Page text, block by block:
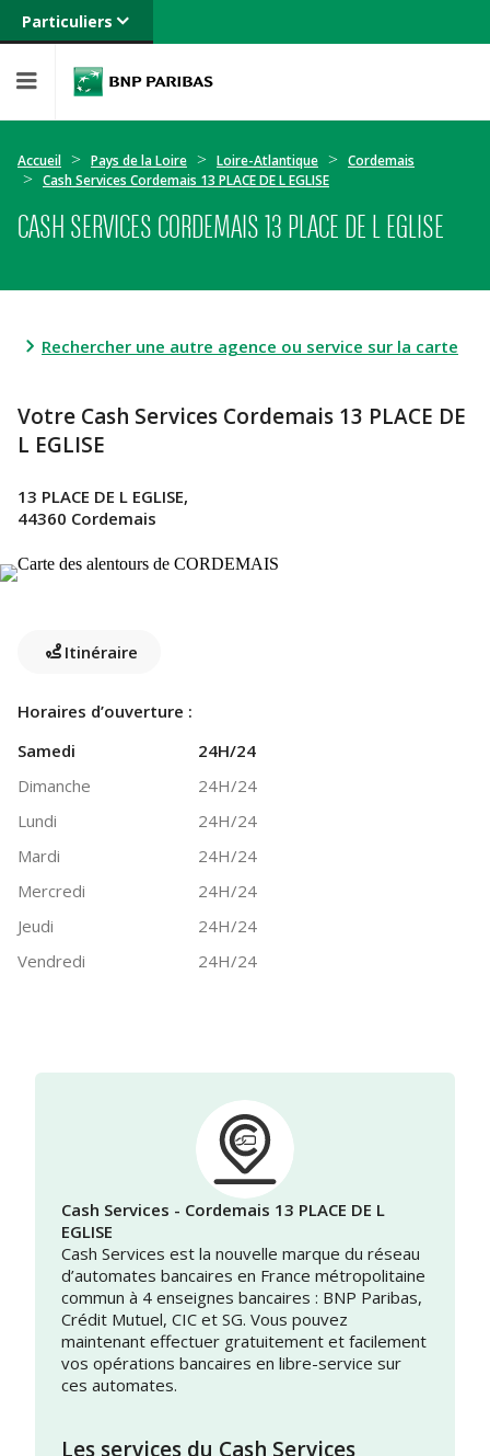
Particuliers
Banque privée
Entreprises
Accueil Pays de la Loire Loire-Atlantique
Cordemais
Cash Services Cordemais 13 PLACE DE L EGLISE
CASH SERVICES CORDEMAIS 13 PLACE DE L EGLISE
Rechercher une autre agence ou service sur la carte
Votre Cash Services Cordemais 13 PLACE DE
L EGLISE
13 PLACE DE L EGLISE,
44360 Cordemais
Itinéraire
Horaires d’ouverture :
Samedi
24H/24
Dimanche
24H/24
Lundi
24H/24
Mardi
24H/24
Mercredi
24H/24
Jeudi
24H/24
Vendredi
24H/24
Cash Services - Cordemais 13 PLACE DE L
EGLISE
Cash Services est la nouvelle marque du réseau
d’automates bancaires en France métropolitaine
commun à 4 enseignes bancaires : BNP Paribas,
Crédit Mutuel, CIC et SG. Vous pouvez
maintenant effectuer gratuitement et facilement
vos opérations bancaires en libre-service sur
ces automates.
Les services du Cash Services